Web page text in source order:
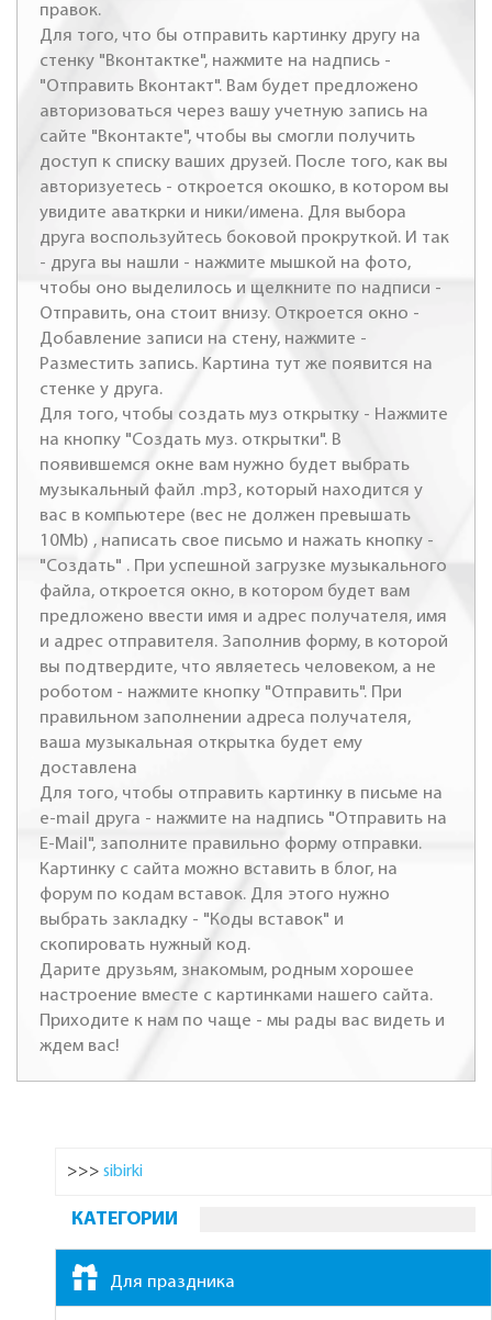
правок.
Для того, что бы отправить картинку другу на
стенку "Вконтактке", нажмите на надпись -
"Отправить Вконтакт". Вам будет предложено
авторизоваться через вашу учетную запись на
сайте "Вконтакте", чтобы вы смогли получить
доступ к списку ваших друзей. После того, как вы
авторизуетесь - откроется окошко, в котором вы
увидите аваткрки и ники/имена. Для выбора
друга воспользуйтесь боковой прокруткой. И так
- друга вы нашли - нажмите мышкой на фото,
чтобы оно выделилось и щелкните по надписи -
Отправить, она стоит внизу. Откроется окно -
Добавление записи на стену, нажмите -
Разместить запись. Картина тут же появится на
стенке у друга.
Для того, чтобы создать муз открытку - Нажмите
на кнопку "Создать муз. открытки". В
появившемся окне вам нужно будет выбрать
музыкальный файл .mp3, который находится у
вас в компьютере (вес не должен превышать
10Mb) , написать свое письмо и нажать кнопку -
"Создать" . При успешной загрузке музыкального
файла, откроется окно, в котором будет вам
предложено ввести имя и адрес получателя, имя
и адрес отправителя. Заполнив форму, в которой
вы подтвердите, что являетесь человеком, а не
роботом - нажмите кнопку "Отправить". При
правильном заполнении адреса получателя,
ваша музыкальная открытка будет ему
доставлена
Для того, чтобы отправить картинку в письме на
e-mail друга - нажмите на надпись "Отправить на
E-Mail", заполните правильно форму отправки.
Картинку с сайта можно вставить в блог, на
форум по кодам вставок. Для этого нужно
выбрать закладку - "Коды вставок" и
скопировать нужный код.
Дарите друзьям, знакомым, родным хорошее
настроение вместе с картинками нашего сайта.
Приходите к нам по чаще - мы рады вас видеть и
ждем вас!
>>> sibirki
КАТЕГОРИИ
Для праздника